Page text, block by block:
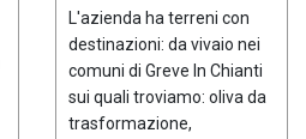
L'azienda ha terreni con
destinazioni: da vivaio nei
comuni di Greve In Chianti
sui quali troviamo: oliva da
trasformazione,